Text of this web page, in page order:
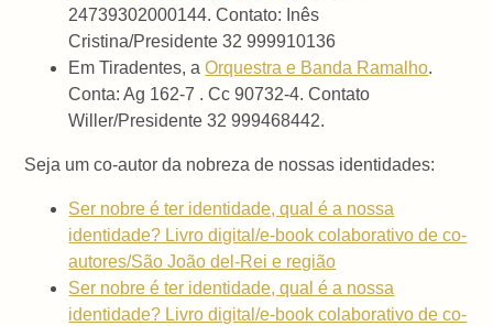
24739302000144. Contato: Inês
Cristina/Presidente 32 999910136
Em Tiradentes, aOrquestra e Banda Ramalho.
Conta: Ag 162-7 . Cc 90732-4. Contato
Willer/Presidente 32 999468442.
Seja um co-autor da nobreza de nossas identidades:
Ser nobre é ter identidade, qual é a nossa
identidade? Livro digital/e-book colaborativo de co-
autores/São João del-Rei e região
Ser nobre é ter identidade, qual é a nossa
identidade? Livro digital/e-book colaborativo de co-